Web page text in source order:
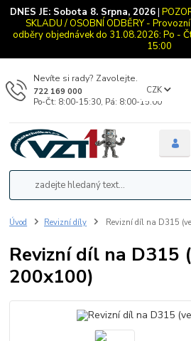
DNES JE: Sobota 8. Srpna, 2026|
SKLADU / OSOBNÍ ODBĚRY -
odběry objednávek do 31.08.2026: Po -
15:00
CZK
Nevíte si rady? Zavolejte.
722 169 000
Po-Čt: 8:00-15:30, Pá: 8:00-15:00
Úvod Revizní díly Revizní díl na D315
Revizní díl na D315
200x100)